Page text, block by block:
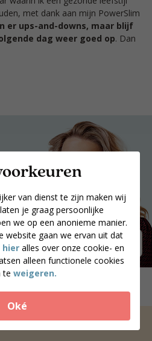
van dienst te zijn maken wij
je graag persoonlijke
we op een anonieme manier.
website gaan we ervan uit dat
hier alles over onze cookie- en
alleen functionele cookies
te weigeren.
Oké
met dank aan mijn PowerSlim
er ups-and-downs, maar blijf
dag weer goed op. Dan
Zoek coaches